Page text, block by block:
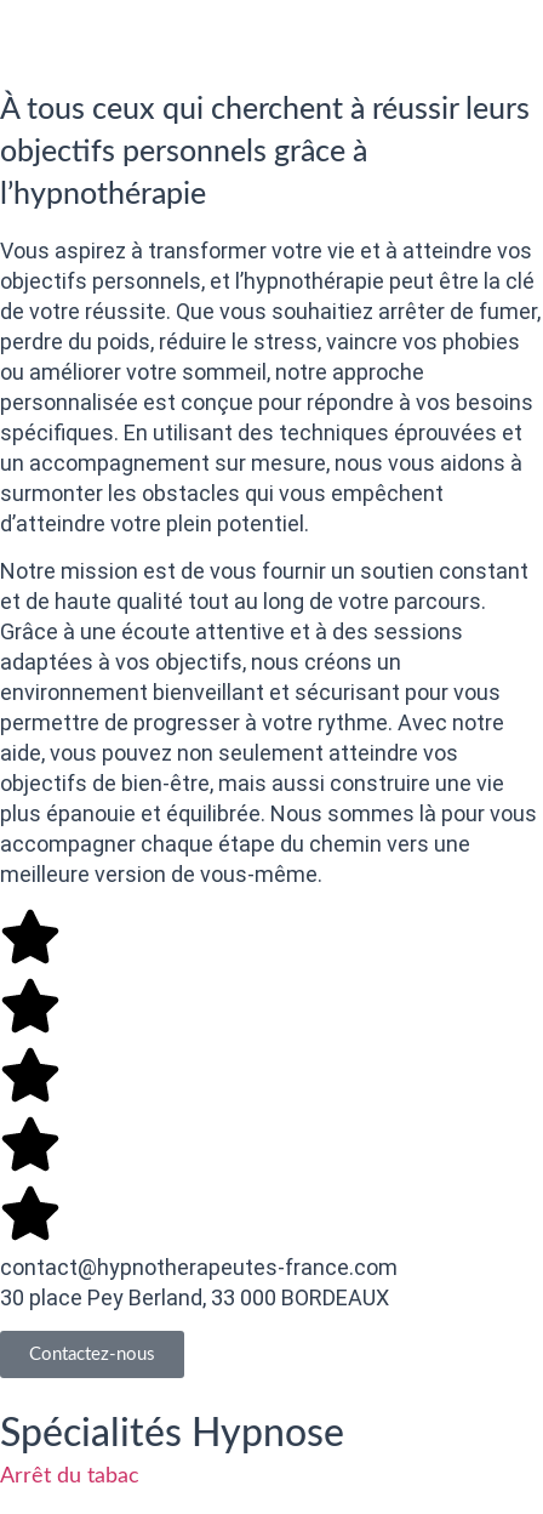
À tous ceux qui cherchent à réussir leurs
objectifs personnels grâce à
l’hypnothérapie
Vous aspirez à transformer votre vie et à atteindre vos
objectifs personnels, et l’hypnothérapie peut être la clé
de votre réussite. Que vous souhaitiez arrêter de fumer,
perdre du poids, réduire le stress, vaincre vos phobies
ou améliorer votre sommeil, notre approche
personnalisée est conçue pour répondre à vos besoins
spécifiques. En utilisant des techniques éprouvées et
un accompagnement sur mesure, nous vous aidons à
surmonter les obstacles qui vous empêchent
d’atteindre votre plein potentiel.
Notre mission est de vous fournir un soutien constant
et de haute qualité tout au long de votre parcours.
Grâce à une écoute attentive et à des sessions
adaptées à vos objectifs, nous créons un
environnement bienveillant et sécurisant pour vous
permettre de progresser à votre rythme. Avec notre
aide, vous pouvez non seulement atteindre vos
objectifs de bien-être, mais aussi construire une vie
plus épanouie et équilibrée. Nous sommes là pour vous
accompagner chaque étape du chemin vers une
meilleure version de vous-même.
contact@hypnotherapeutes-france.com
30 place Pey Berland, 33 000 BORDEAUX
Contactez-nous
Spécialités Hypnose
Arrêt du tabac